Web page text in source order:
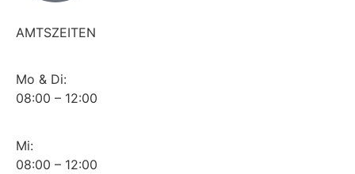
AMTSZEITEN
Mo & Di:
08:00 – 12:00
Mi:
08:00 – 12:00